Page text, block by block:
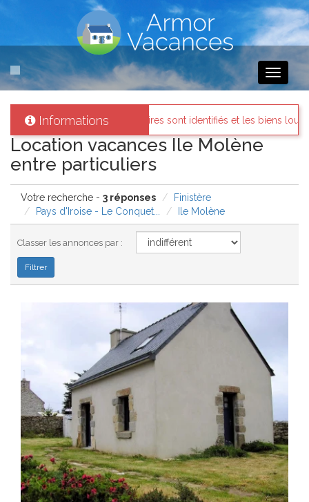
Toggle
Informations
: Tous les propriétaires sont identifiés et les biens loués existent
Location vacances Ile Molène
entre particuliers
Votre recherche - 3 réponses
Finistère
Pays d'Iroise - Le Conquet...
Ile Molène
Classer les annonces par :